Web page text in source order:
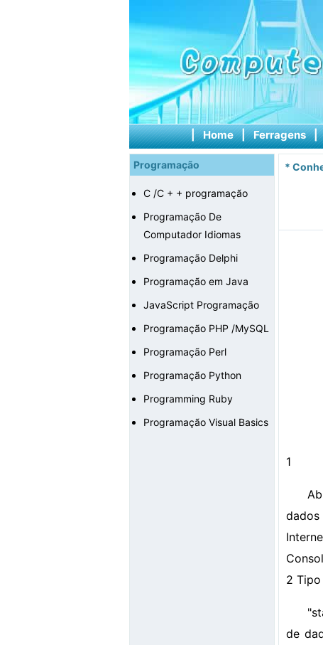
| Home | Ferragens |
Programação
C /C + + programação
Programação De
Computador Idiomas
Programação Delphi
Programação em Java
JavaScript Programação
Programação PHP /MySQL
Programação Perl
Programação Python
Programming Ruby
Programação Visual Basics
*
1
dados
2 Tipo
de